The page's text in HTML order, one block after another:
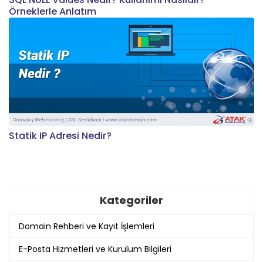
Örneklerle Anlatım
Statik IP Adresi Nedir?
Kategoriler
Domain Rehberi ve Kayıt İşlemleri
E-Posta Hizmetleri ve Kurulum Bilgileri